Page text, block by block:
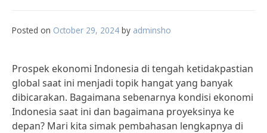
Posted on October 29, 2024 by adminsho
Prospek ekonomi Indonesia di tengah ketidakpastian
global saat ini menjadi topik hangat yang banyak
dibicarakan. Bagaimana sebenarnya kondisi ekonomi
Indonesia saat ini dan bagaimana proyeksinya ke
depan? Mari kita simak pembahasan lengkapnya di